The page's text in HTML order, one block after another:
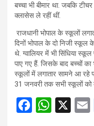
बच्चा भी बीमार था. जबकि
क्लासेस ले रहीं थीं.
राजधानी भोपाल के स्कूलों
दिनों भोपाल के दो निजी स्कूल
थे. ग्वालियर में भी सिंधिया
पाए गए हैं. जिसके बाद बच्चों
स्कूलों में लगातार सामने आ रहे
31 जनवरी तक सभी स्कूलों
F
W X